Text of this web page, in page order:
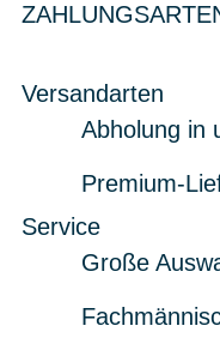
Versandarten
Abholung in
Premium-
Service
Große